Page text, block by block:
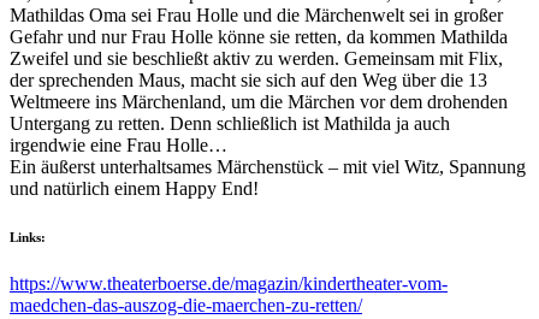
Mathildas Oma sei Frau Holle und die Märchenwelt sei in großer
Gefahr und nur Frau Holle könne sie retten, da kommen Mathilda
Zweifel und sie beschließt aktiv zu werden. Gemeinsam mit Flix,
der sprechenden Maus, macht sie sich auf den Weg über die 13
Weltmeere ins Märchenland, um die Märchen vor dem drohenden
Untergang zu retten. Denn schließlich ist Mathilda ja auch
irgendwie eine Frau Holle…
Ein äußerst unterhaltsames Märchenstück – mit viel Witz, Spannung
und natürlich einem Happy End!
Links:
https://www.theaterboerse.de/magazin/kindertheater-vom-
maedchen-das-auszog-die-maerchen-zu-retten/